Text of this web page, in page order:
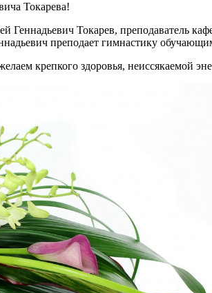
Токарева!
Геннадьевич Токарев, преподаватель
преподает гимнастику
крепкого здоровья, неиссякаемой